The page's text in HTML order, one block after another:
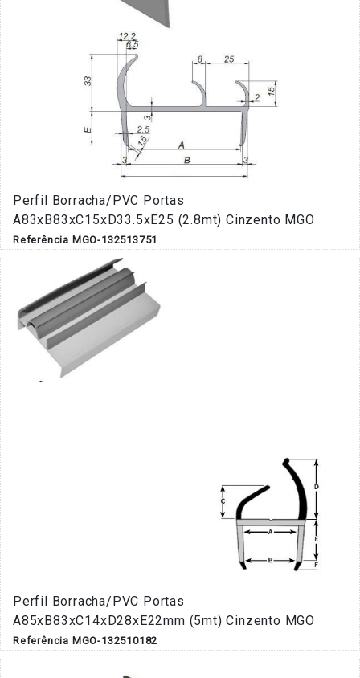
Perfil Borracha/PVC Portas
A83xB83xC15xD33.5xE25 (2.8mt) Cinzento MGO
Referência MGO-132513751
Perfil Borracha/PVC Portas
A85xB83xC14xD28xE22mm (5mt) Cinzento MGO
Referência MGO-132510182